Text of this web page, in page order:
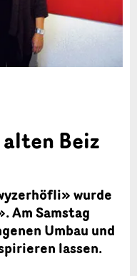
Beiz
wurde
Am Samstag
Umbau und
lassen.